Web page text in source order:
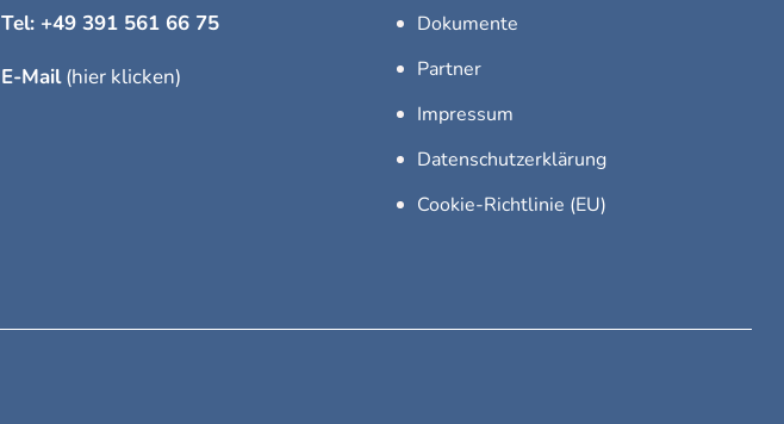
Tel: +49 391 561 66 75
E-Mail(hier klicken)
Dokumente
Partner
Impressum
Datenschutzerklärung
Cookie-Richtlinie (EU)